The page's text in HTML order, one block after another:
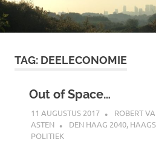
inhoud
TAG: DEELECONOMIE
Out of Space…
11 AUGUSTUS 2017
ROBERT
ASTEN
DEN HAAG 2040,
POLITIEK